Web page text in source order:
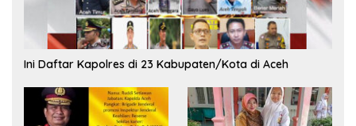
Ini Daftar Kapolres di 23 Kabupaten/Kota di Aceh